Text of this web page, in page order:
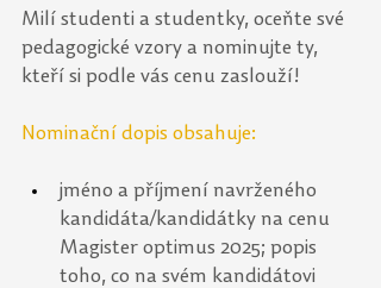
Milí studenti a studentky, oceňte své
pedagogické vzory a nominujte ty,
kteří si podle vás cenu zaslouží!
Nominační dopis obsahuje:
jméno a příjmení navrženého
kandidáta/kandidátky na cenu
Magister optimus 2025; popis
toho, co na svém kandidátovi